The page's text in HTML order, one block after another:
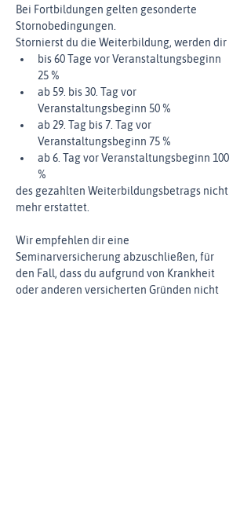
Bei Fortbildungen gelten gesonderte
Stornobedingungen.
Stornierst du die Weiterbildung, werden dir
bis 60 Tage vor Veranstaltungsbeginn
25 %
ab 59. bis 30. Tag vor
Veranstaltungsbeginn 50 %
ab 29. Tag bis 7. Tag vor
Veranstaltungsbeginn 75 %
ab 6. Tag vor Veranstaltungsbeginn 100
%
des gezahlten Weiterbildungsbetrags nicht
mehr erstattet.
Wir empfehlen dir eine
Seminarversicherung abzuschließen, für
den Fall, dass du aufgrund von Krankheit
oder anderen versicherten Gründen nicht